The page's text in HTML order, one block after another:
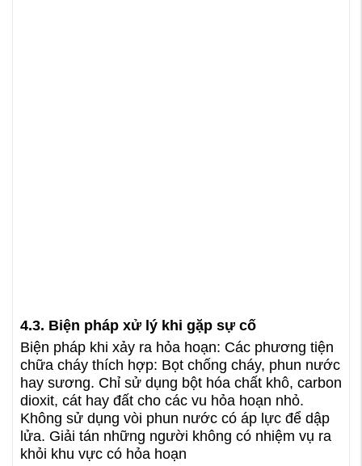
4.3. Biện pháp xử lý khi gặp sự cố
Biện pháp khi xảy ra hỏa hoạn: Các phương tiện
chữa cháy thích hợp: Bọt chống cháy, phun nước
hay sương. Chỉ sử dụng bột hóa chất khô, carbon
dioxit, cát hay đất cho các vu hỏa hoạn nhỏ.
Không sử dụng vòi phun nước có áp lực để dập
lửa. Giải tán những người không có nhiệm vụ ra
khỏi khu vực có hỏa hoạn